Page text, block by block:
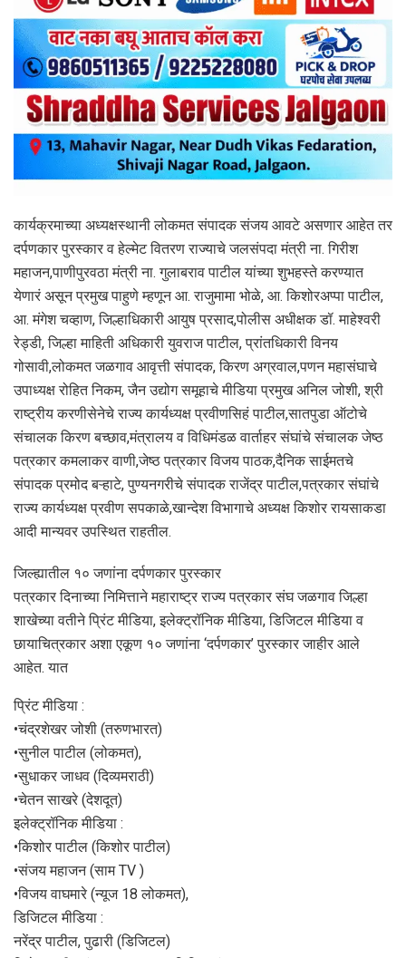
कार्यक्रमाच्या अध्यक्षस्थानी लोकमत संपादक संजय आवटे असणार आहेत तर
दर्पणकार पुरस्कार व हेल्मेट वितरण राज्याचे जलसंपदा मंत्री ना. गिरीश
महाजन,पाणीपुरवठा मंत्री ना. गुलाबराव पाटील यांच्या शुभहस्ते करण्यात
येणारं असून प्रमुख पाहुणे म्हणून आ. राजुमामा भोळे, आ. किशोरअप्पा पाटील,
आ. मंगेश चव्हाण, जिल्हाधिकारी आयुष प्रसाद,पोलीस अधीक्षक डॉ. माहेश्वरी
रेड्डी, जिल्हा माहिती अधिकारी युवराज पाटील, प्रांतधिकारी विनय
गोसावी,लोकमत जळगाव आवृत्ती संपादक, किरण अग्रवाल,पणन महासंघाचे
उपाध्यक्ष रोहित निकम, जैन उद्योग समूहाचे मीडिया प्रमुख अनिल जोशी, श्री
राष्ट्रीय करणीसेनेचे राज्य कार्यध्यक्ष प्रवीणसिहं पाटील,सातपुडा ऑटोचे
संचालक किरण बच्छाव,मंत्रालय व विधिमंडळ वार्ताहर संघांचे संचालक जेष्ठ
पत्रकार कमलाकर वाणी,जेष्ठ पत्रकार विजय पाठक,दैनिक साईमतचे
संपादक प्रमोद बऱ्हाटे, पुण्यनगरीचे संपादक राजेंद्र पाटील,पत्रकार संघांचे
राज्य कार्यध्यक्ष प्रवीण सपकाळे,खान्देश विभागाचे अध्यक्ष किशोर रायसाकडा
आदी मान्यवर उपस्थित राहतील.
जिल्ह्यातील १० जणांना दर्पणकार पुरस्कार
पत्रकार दिनाच्या निमित्ताने महाराष्ट्र राज्य पत्रकार संघ जळगाव जिल्हा
शाखेच्या वतीने प्रिंट मीडिया, इलेक्ट्रॉनिक मीडिया, डिजिटल मीडिया व
छायाचित्रकार अशा एकूण १० जणांना ‘दर्पणकार’ पुरस्कार जाहीर आले
आहेत. यात
प्रिंट मीडिया :
•चंद्रशेखर जोशी (तरुणभारत)
•सुनील पाटील (लोकमत),
•सुधाकर जाधव (दिव्यमराठी)
•चेतन साखरे (देशदूत)
इलेक्ट्रॉनिक मीडिया :
•किशोर पाटील (किशोर पाटील)
•संजय महाजन (साम TV )
•विजय वाघमारे (न्यूज 18 लोकमत),
डिजिटल मीडिया :
नरेंद्र पाटील, पुढारी (डिजिटल)